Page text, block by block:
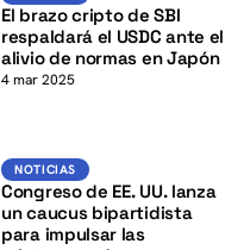
El brazo cripto de SBI
respaldará el USDC ante el
alivio de normas en Japón
4 mar 2025
Noticias
NOTICIAS
Congreso de EE. UU. lanza
un caucus bipartidista
para impulsar las